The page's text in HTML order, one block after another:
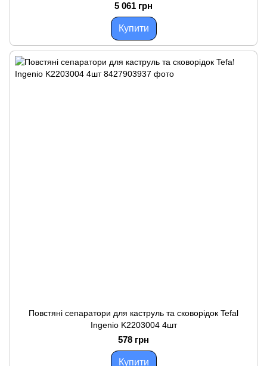
5 061 грн
Купити
Повстяні сепаратори для каструль та сковорідок Tefal
Ingenio K2203004 4шт
578 грн
Купити